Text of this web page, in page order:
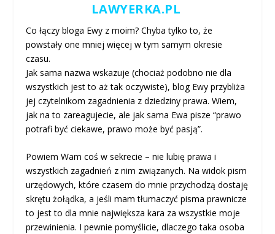
LAWYERKA.PL
Co łączy bloga Ewy z moim? Chyba tylko to, że
powstały one mniej więcej w tym samym okresie
czasu.
Jak sama nazwa wskazuje (chociaż podobno nie dla
wszystkich jest to aż tak oczywiste), blog Ewy przybliża
jej czytelnikom zagadnienia z dziedziny prawa. Wiem,
jak na to zareagujecie, ale jak sama Ewa pisze “prawo
potrafi być ciekawe, prawo może być pasją”.
Powiem Wam coś w sekrecie – nie lubię prawa i
wszystkich zagadnień z nim związanych. Na widok pism
urzędowych, które czasem do mnie przychodzą dostaję
skrętu żołądka, a jeśli mam tłumaczyć pisma prawnicze
to jest to dla mnie największa kara za wszystkie moje
przewinienia. I pewnie pomyślicie, dlaczego taka osoba